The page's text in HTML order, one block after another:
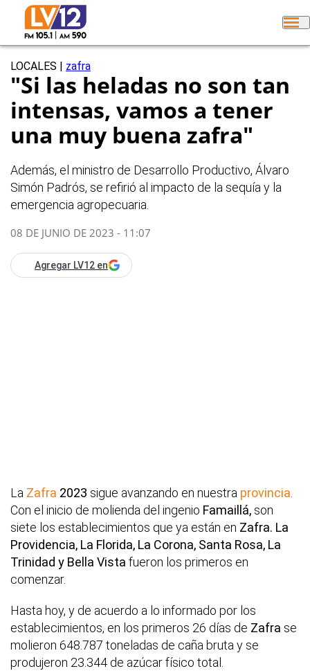
LOCALES zafra
"Si las heladas no son tan
intensas, vamos a tener
una muy buena zafra"
Además, el ministro de Desarrollo Productivo, Álvaro
Simón Padrós, se refirió al impacto de la sequía y la
emergencia agropecuaria.
08 DE JUNIO DE 2023 - 11:07
Agregar LV12 en
La Zafra 2023 sigue avanzando en nuestra provincia.
Con el inicio de molienda del ingenio Famaillá, son
siete los establecimientos que ya están en Zafra. La
Providencia, La Florida, La Corona, Santa Rosa, La
Trinidad y Bella Vista fueron los primeros en
comenzar.
Hasta hoy, y de acuerdo a lo informado por los
establecimientos, en los primeros 26 días de Zafra se
molieron 648.787 toneladas de caña bruta y se
produjeron 23.344 de azúcar físico total.